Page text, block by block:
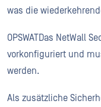
was die
OPSWATDas NetWall
vorkonfiguriert und
werden.
Als zusätzliche